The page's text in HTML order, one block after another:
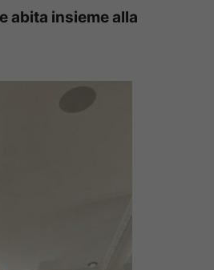
abita insieme alla